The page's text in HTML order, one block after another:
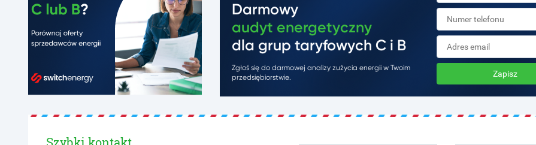
Darmowy
audyt energetyczny
dla grup taryfowych C i B
Zgłoś się do darmowej analizy zużycia energii w Twoim
przedsiębiorstwie.
Zapisz